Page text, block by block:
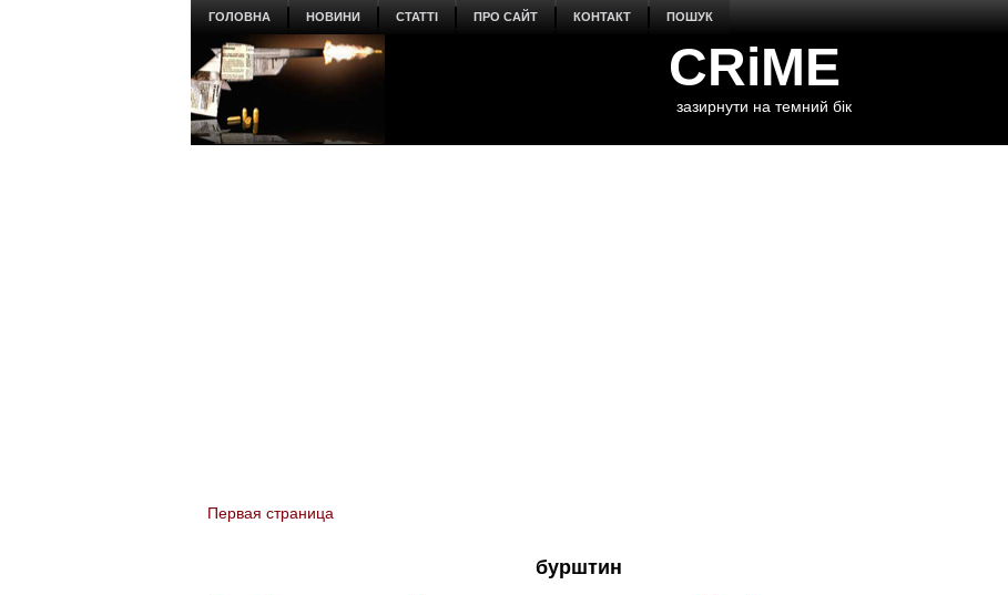
ГОЛОВНА НОВИНИ СТАТТІ ПРО САЙТ КОНТАКТ ПОШУК
CRiME
зазирнути на темний бік
You are here
Первая страница
бурштин